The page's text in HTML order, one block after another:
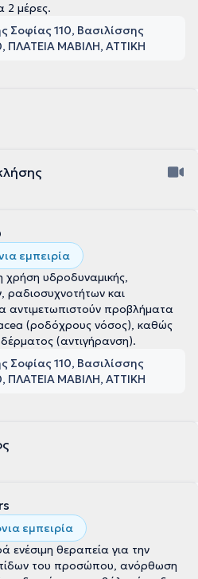
2 μέρες.
Σοφίας 110, Βασιλίσσης
ΠΛΑΤΕΙΑ ΜΑΒΙΛΗ, ΑΤΤΙΚΗ
εμπειρία
υδροδυναμικής,
και
αντιμετωπιστούν προβλήματα
(ροδόχρους νόσος), καθώς
(αντιγήρανση).
Σοφίας 110, Βασιλίσσης
ΠΛΑΤΕΙΑ ΜΑΒΙΛΗ, ΑΤΤΙΚΗ
εμπειρία
θεραπεία για την
του προσώπου, ανόρθωση